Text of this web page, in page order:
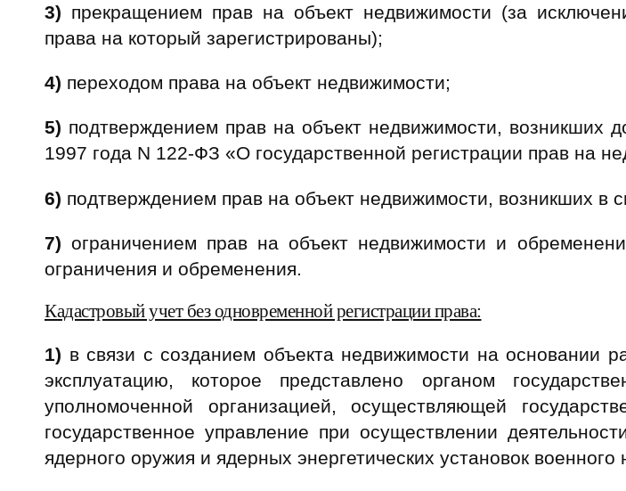
3) прекращением прав на объект недвижимости (за
права на который зарегистрированы);
4) переходом права на объект недвижимости;
5) подтверждением прав на объект недвижимости, возникших
1997 года N 122-ФЗ «О государственной регистрации прав на
6) подтверждением прав на объект недвижимости, возникших в
7) ограничением прав на объект недвижимости и
ограничения и обременения.
Кадастровый учет без одновременной регистрации права:
1) в связи с созданием объекта недвижимости на основании
эксплуатацию, которое представлено органом
уполномоченной организацией, осуществляющей
государственное управление при осуществлении
ядерного оружия и ядерных энергетических установок военного